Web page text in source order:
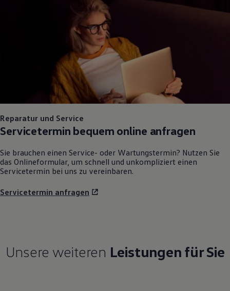
Reparatur und Service
Servicetermin bequem online anfragen
Sie brauchen einen Service- oder Wartungstermin? Nutzen Sie
das Onlineformular, um schnell und unkompliziert einen
Servicetermin bei uns zu vereinbaren.
Servicetermin anfragen
Unsere weiteren Leistungen für Sie